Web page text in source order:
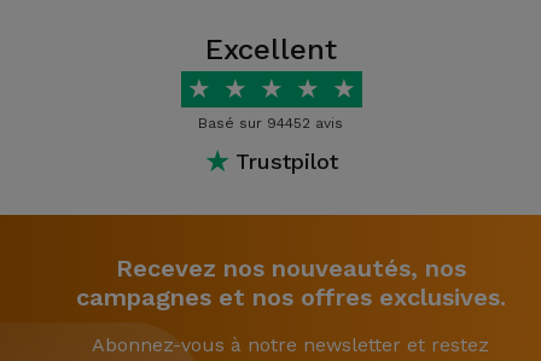
Excellent
★ ★ ★ ★ ★
Basé sur 94452 avis
★ Trustpilot
Recevez nos nouveautés, nos
campagnes et nos offres exclusives.
Abonnez-vous à notre newsletter et restez